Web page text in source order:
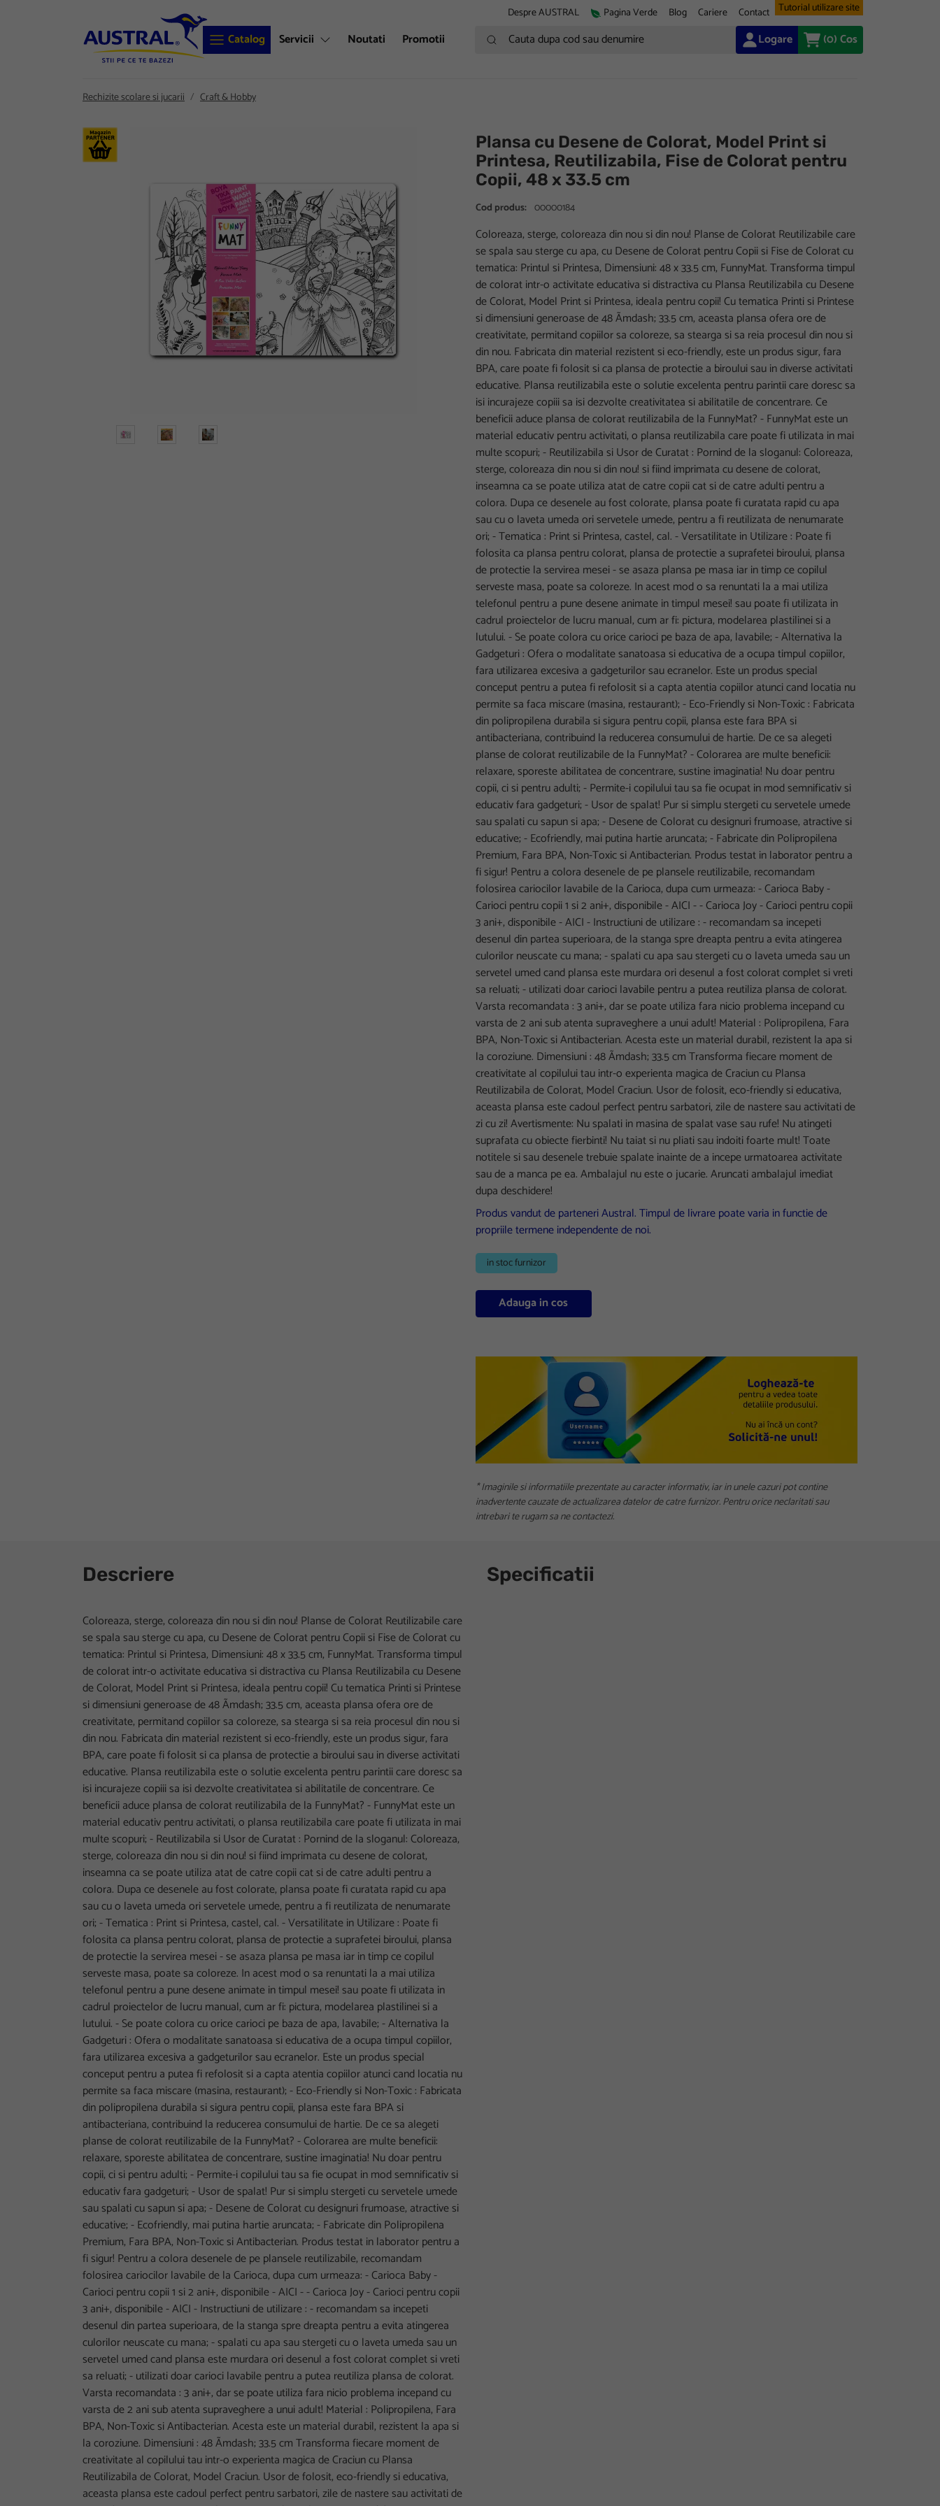
Despre AUSTRAL Pagina Verde Blog Cariere Contact Tutorial utilizare site
Catalog Servicii Noutati Promotii Cauta dupa cod sau denumire Logare (0)Cos
Rechizite scolare si jucarii Craft & Hobby
Plansa cu Desene de Colorat, Model Print si
Printesa, Reutilizabila, Fise de Colorat pentru
Copii, 48 x 33.5 cm
Cod produs: 00000184
Coloreaza, sterge, coloreaza din nou si din nou! Planse de Colorat Reutilizabile care
se spala sau sterge cu apa, cu Desene de Colorat pentru Copii si Fise de Colorat cu
tematica: Printul si Printesa, Dimensiuni: 48 x 33.5 cm, FunnyMat. Transforma timpul
de colorat intr-o activitate educativa si distractiva cu Plansa Reutilizabila cu Desene
de Colorat, Model Print si Printesa, ideala pentru copii! Cu tematica Printi si Printese
si dimensiuni generoase de 48 Ãmdash; 33.5 cm, aceasta plansa ofera ore de
creativitate, permitand copiilor sa coloreze, sa stearga si sa reia procesul din nou si
din nou. Fabricata din material rezistent si eco-friendly, este un produs sigur, fara
BPA, care poate fi folosit si ca plansa de protectie a biroului sau in diverse activitati
educative. Plansa reutilizabila este o solutie excelenta pentru parintii care doresc sa
isi incurajeze copiii sa isi dezvolte creativitatea si abilitatile de concentrare. Ce
beneficii aduce plansa de colorat reutilizabila de la FunnyMat? - FunnyMat este un
material educativ pentru activitati, o plansa reutilizabila care poate fi utilizata in mai
multe scopuri; - Reutilizabila si Usor de Curatat : Pornind de la sloganul: Coloreaza,
sterge, coloreaza din nou si din nou! si fiind imprimata cu desene de colorat,
inseamna ca se poate utiliza atat de catre copii cat si de catre adulti pentru a
colora. Dupa ce desenele au fost colorate, plansa poate fi curatata rapid cu apa
sau cu o laveta umeda ori servetele umede, pentru a fi reutilizata de nenumarate
ori; - Tematica : Print si Printesa, castel, cal. - Versatilitate in Utilizare : Poate fi
folosita ca plansa pentru colorat, plansa de protectie a suprafetei biroului, plansa
de protectie la servirea mesei - se asaza plansa pe masa iar in timp ce copilul
serveste masa, poate sa coloreze. In acest mod o sa renuntati la a mai utiliza
telefonul pentru a pune desene animate in timpul mesei! sau poate fi utilizata in
cadrul proiectelor de lucru manual, cum ar fi: pictura, modelarea plastilinei si a
lutului. - Se poate colora cu orice carioci pe baza de apa, lavabile; - Alternativa la
Gadgeturi : Ofera o modalitate sanatoasa si educativa de a ocupa timpul copiilor,
fara utilizarea excesiva a gadgeturilor sau ecranelor. Este un produs special
conceput pentru a putea fi refolosit si a capta atentia copiilor atunci cand locatia nu
permite sa faca miscare (masina, restaurant); - Eco-Friendly si Non-Toxic : Fabricata
din polipropilena durabila si sigura pentru copii, plansa este fara BPA si
antibacteriana, contribuind la reducerea consumului de hartie. De ce sa alegeti
planse de colorat reutilizabile de la FunnyMat? - Colorarea are multe beneficii:
relaxare, sporeste abilitatea de concentrare, sustine imaginatia! Nu doar pentru
copii, ci si pentru adulti; - Permite-i copilului tau sa fie ocupat in mod semnificativ si
educativ fara gadgeturi; - Usor de spalat! Pur si simplu stergeti cu servetele umede
sau spalati cu sapun si apa; - Desene de Colorat cu designuri frumoase, atractive si
educative; - Ecofriendly, mai putina hartie aruncata; - Fabricate din Polipropilena
Premium, Fara BPA, Non-Toxic si Antibacterian. Produs testat in laborator pentru a
fi sigur! Pentru a colora desenele de pe plansele reutilizabile, recomandam
folosirea cariocilor lavabile de la Carioca, dupa cum urmeaza: - Carioca Baby -
Carioci pentru copii 1 si 2 ani+, disponibile - AICI - - Carioca Joy - Carioci pentru copii
3 ani+, disponibile - AICI - Instructiuni de utilizare : - recomandam sa incepeti
desenul din partea superioara, de la stanga spre dreapta pentru a evita atingerea
culorilor neuscate cu mana; - spalati cu apa sau stergeti cu o laveta umeda sau un
servetel umed cand plansa este murdara ori desenul a fost colorat complet si vreti
sa reluati; - utilizati doar carioci lavabile pentru a putea reutiliza plansa de colorat.
Varsta recomandata : 3 ani+, dar se poate utiliza fara nicio problema incepand cu
varsta de 2 ani sub atenta supraveghere a unui adult! Material : Polipropilena, Fara
BPA, Non-Toxic si Antibacterian. Acesta este un material durabil, rezistent la apa si
la coroziune. Dimensiuni : 48 Ãmdash; 33.5 cm Transforma fiecare moment de
creativitate al copilului tau intr-o experienta magica de Craciun cu Plansa
Reutilizabila de Colorat, Model Craciun. Usor de folosit, eco-friendly si educativa,
aceasta plansa este cadoul perfect pentru sarbatori, zile de nastere sau activitati de
zi cu zi! Avertismente: Nu spalati in masina de spalat vase sau rufe! Nu atingeti
suprafata cu obiecte fierbinti! Nu taiat si nu pliati sau indoiti foarte mult! Toate
notitele si sau desenele trebuie spalate inainte de a incepe urmatoarea activitate
sau de a manca pe ea. Ambalajul nu este o jucarie. Aruncati ambalajul imediat
dupa deschidere!
Produs vandut de parteneri Austral. Timpul de livrare poate varia in functie de
propriile termene independente de noi.
in stoc furnizor
Adauga in cos
* Imaginile si informatiile prezentate au caracter informativ, iar in unele cazuri pot contine
inadvertente cauzate de actualizarea datelor de catre furnizor. Pentru orice neclaritati sau
intrebari te rugam sa ne contactezi.
Descriere
Coloreaza, sterge, coloreaza din nou si din nou! Planse de Colorat Reutilizabile care
se spala sau sterge cu apa, cu Desene de Colorat pentru Copii si Fise de Colorat cu
tematica: Printul si Printesa, Dimensiuni: 48 x 33.5 cm, FunnyMat. Transforma timpul
de colorat intr-o activitate educativa si distractiva cu Plansa Reutilizabila cu Desene
de Colorat, Model Print si Printesa, ideala pentru copii! Cu tematica Printi si Printese
si dimensiuni generoase de 48 Ãmdash; 33.5 cm, aceasta plansa ofera ore de
creativitate, permitand copiilor sa coloreze, sa stearga si sa reia procesul din nou si
din nou. Fabricata din material rezistent si eco-friendly, este un produs sigur, fara
BPA, care poate fi folosit si ca plansa de protectie a biroului sau in diverse activitati
educative. Plansa reutilizabila este o solutie excelenta pentru parintii care doresc sa
isi incurajeze copiii sa isi dezvolte creativitatea si abilitatile de concentrare. Ce
beneficii aduce plansa de colorat reutilizabila de la FunnyMat? - FunnyMat este un
material educativ pentru activitati, o plansa reutilizabila care poate fi utilizata in mai
multe scopuri; - Reutilizabila si Usor de Curatat : Pornind de la sloganul: Coloreaza,
sterge, coloreaza din nou si din nou! si fiind imprimata cu desene de colorat,
inseamna ca se poate utiliza atat de catre copii cat si de catre adulti pentru a
colora. Dupa ce desenele au fost colorate, plansa poate fi curatata rapid cu apa
sau cu o laveta umeda ori servetele umede, pentru a fi reutilizata de nenumarate
ori; - Tematica : Print si Printesa, castel, cal. - Versatilitate in Utilizare : Poate fi
folosita ca plansa pentru colorat, plansa de protectie a suprafetei biroului, plansa
de protectie la servirea mesei - se asaza plansa pe masa iar in timp ce copilul
serveste masa, poate sa coloreze. In acest mod o sa renuntati la a mai utiliza
telefonul pentru a pune desene animate in timpul mesei! sau poate fi utilizata in
cadrul proiectelor de lucru manual, cum ar fi: pictura, modelarea plastilinei si a
lutului. - Se poate colora cu orice carioci pe baza de apa, lavabile; - Alternativa la
Gadgeturi : Ofera o modalitate sanatoasa si educativa de a ocupa timpul copiilor,
fara utilizarea excesiva a gadgeturilor sau ecranelor. Este un produs special
conceput pentru a putea fi refolosit si a capta atentia copiilor atunci cand locatia nu
permite sa faca miscare (masina, restaurant); - Eco-Friendly si Non-Toxic : Fabricata
din polipropilena durabila si sigura pentru copii, plansa este fara BPA si
antibacteriana, contribuind la reducerea consumului de hartie. De ce sa alegeti
planse de colorat reutilizabile de la FunnyMat? - Colorarea are multe beneficii:
relaxare, sporeste abilitatea de concentrare, sustine imaginatia! Nu doar pentru
copii, ci si pentru adulti; - Permite-i copilului tau sa fie ocupat in mod semnificativ si
educativ fara gadgeturi; - Usor de spalat! Pur si simplu stergeti cu servetele umede
sau spalati cu sapun si apa; - Desene de Colorat cu designuri frumoase, atractive si
educative; - Ecofriendly, mai putina hartie aruncata; - Fabricate din Polipropilena
Premium, Fara BPA, Non-Toxic si Antibacterian. Produs testat in laborator pentru a
fi sigur! Pentru a colora desenele de pe plansele reutilizabile, recomandam
folosirea cariocilor lavabile de la Carioca, dupa cum urmeaza: - Carioca Baby -
Carioci pentru copii 1 si 2 ani+, disponibile - AICI - - Carioca Joy - Carioci pentru copii
3 ani+, disponibile - AICI - Instructiuni de utilizare : - recomandam sa incepeti
desenul din partea superioara, de la stanga spre dreapta pentru a evita atingerea
culorilor neuscate cu mana; - spalati cu apa sau stergeti cu o laveta umeda sau un
servetel umed cand plansa este murdara ori desenul a fost colorat complet si vreti
sa reluati; - utilizati doar carioci lavabile pentru a putea reutiliza plansa de colorat.
Varsta recomandata : 3 ani+, dar se poate utiliza fara nicio problema incepand cu
varsta de 2 ani sub atenta supraveghere a unui adult! Material : Polipropilena, Fara
BPA, Non-Toxic si Antibacterian. Acesta este un material durabil, rezistent la apa si
la coroziune. Dimensiuni : 48 Ãmdash; 33.5 cm Transforma fiecare moment de
creativitate al copilului tau intr-o experienta magica de Craciun cu Plansa
Reutilizabila de Colorat, Model Craciun. Usor de folosit, eco-friendly si educativa,
aceasta plansa este cadoul perfect pentru sarbatori, zile de nastere sau activitati de
Specificatii